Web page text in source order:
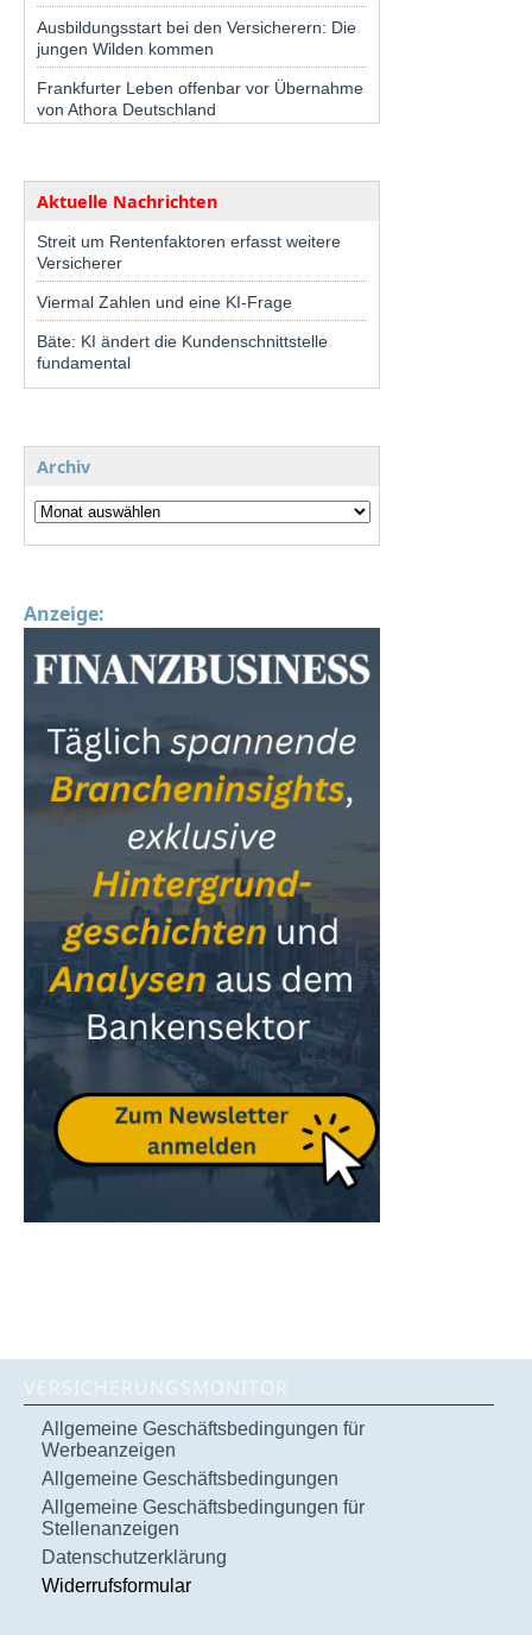
Ausbildungsstart bei den Versicherern: Die
jungen Wilden kommen
Frankfurter Leben offenbar vor Übernahme
von Athora Deutschland
Aktuelle Nachrichten
Streit um Rentenfaktoren erfasst weitere
Versicherer
Viermal Zahlen und eine KI-Frage
Bäte: KI ändert die Kundenschnittstelle
fundamental
Archiv
Anzeige:
VERSICHERUNGSMONITOR
Allgemeine Geschäftsbedingungen für
Werbeanzeigen
Allgemeine Geschäftsbedingungen
Allgemeine Geschäftsbedingungen für
Stellenanzeigen
Datenschutzerklärung
Widerrufsformular